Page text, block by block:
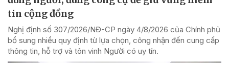
tin cộng đồng
Nghị định số 307/2026/NĐ-CP ngày 4/8/2026 của Chính phủ
bổ sung nhiều quy định từ lựa chọn, công nhận đến cung cấp
thông tin, hỗ trợ và tôn vinh Người có uy tín.